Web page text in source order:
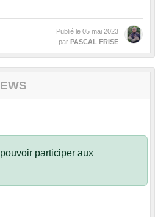
Publié le 05 mai 2023
par PASCAL FRISE
participer aux